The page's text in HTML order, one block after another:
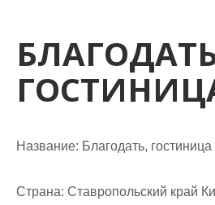
Название: Благодать, гостиница
Страна: Ставропольский край